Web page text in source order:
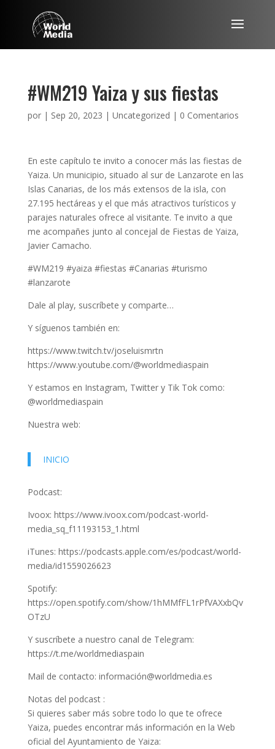
#WM219 Yaiza y sus fiestas
por | Sep 20, 2023 | Uncategorized | 0 Comentarios
En este capítulo te invito a conocer más las fiestas de
Yaiza. Un municipio, situado al sur de Lanzarote en las
Islas Canarias, de los más extensos de la isla, con
27.195 hectáreas y el que más atractivos turísticos y
parajes naturales ofrece al visitante. Te invito a que
me acompañes junto al concejal de Fiestas de Yaiza,
Javier Camacho.
#WM219 #yaiza #fiestas #Canarias #turismo
#lanzarote
Dale al play, suscríbete y comparte…
Y síguenos también en:
https://www.twitch.tv/joseluismrtn
https://www.youtube.com/@worldmediaspain
Y estamos en Instagram, Twitter y Tik Tok como:
@worldmediaspain
Nuestra web:
INICIO
Podcast:
Ivoox: https://www.ivoox.com/podcast-world-
media_sq_f11193153_1.html
iTunes: https://podcasts.apple.com/es/podcast/world-
media/id1559026623
Spotify:
https://open.spotify.com/show/1hMMfFL1rPfVAXxbQv
OTzU
Y suscríbete a nuestro canal de Telegram:
https://t.me/worldmediaspain
Mail de contacto: información@worldmedia.es
Notas del podcast :
Si quieres saber más sobre todo lo que te ofrece
Yaiza, puedes encontrar más información en la Web
oficial del Ayuntamiento de Yaiza: